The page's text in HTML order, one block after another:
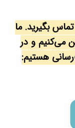
بگیرید. ما
می‌کنیم و در
هستیم: